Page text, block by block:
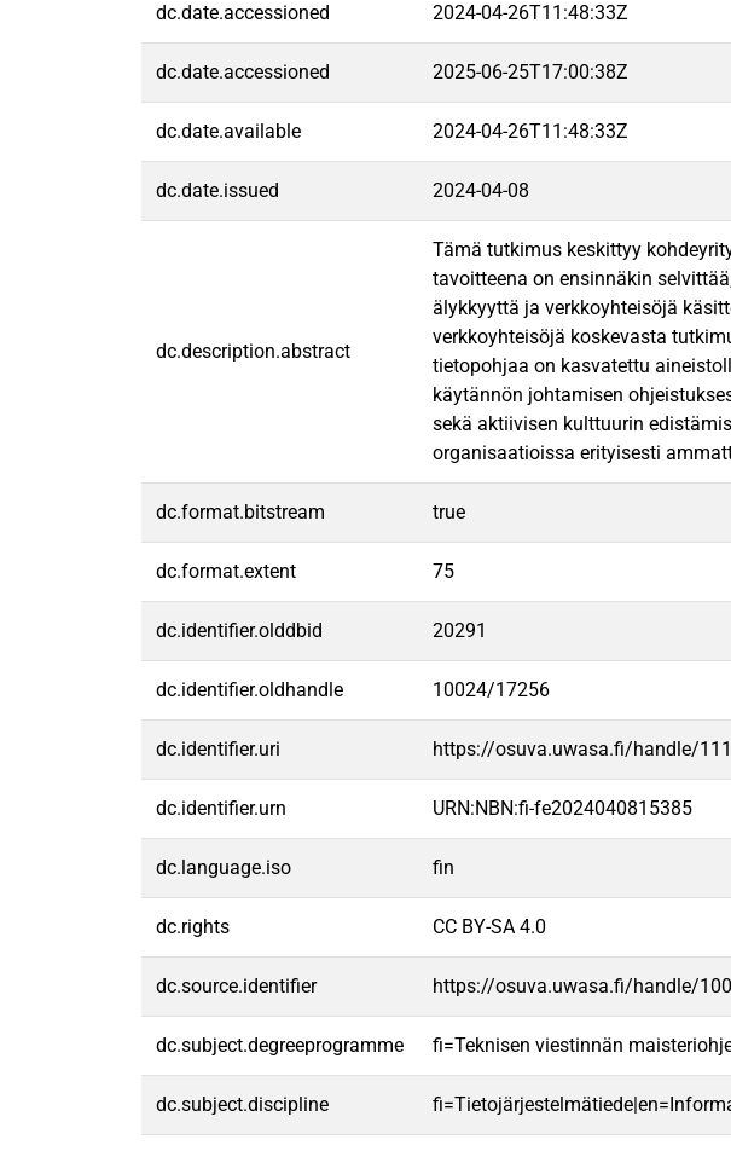
dc.date.accessioned 2024-04-26T11:48:33Z
dc.date.accessioned 2025-06-25T17:00:38Z
dc.date.available 2024-04-26T11:48:33Z
dc.date.issued 2024-04-08
dc.description.abstract
Tämä tutkimus keskittyy
tavoitteena on ensinnäkin
älykkyyttä ja verkkoyhteisöjä
verkkoyhteisöjä koskevasta
tietopohjaa on kasvatettu
käytännön johtamisen
sekä aktiivisen kulttuurin
organisaatioissa erityisesti
dc.format.bitstream true
dc.format.extent 75
dc.identifier.olddbid 20291
dc.identifier.oldhandle 10024/17256
dc.identifier.uri https://osuva.uwasa.fi/handle/
dc.identifier.urn URN:NBN:fi-fe2024040815385
dc.language.iso fin
dc.rights CC BY-SA 4.0
dc.source.identifier https://osuva.uwasa.fi/handle/
dc.subject.degreeprogramme fi=Teknisen viestinnän
dc.subject.discipline